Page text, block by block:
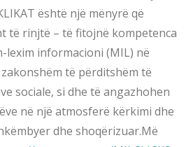
është një mënyrë që
të rinjtë – të fitojnë kompetenca
lexim informacioni (MIL) në
të përditshëm të
sociale, si dhe të angazhohen
në një atmosferë kërkimi dhe
dhe shoqërizuar.Më